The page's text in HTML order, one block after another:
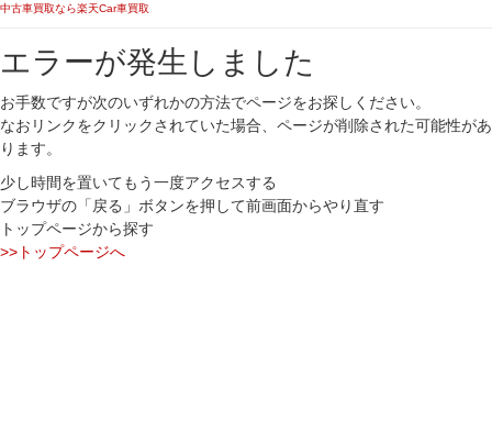
中古車買取なら楽天Car車買取
エラーが発生しました
お手数ですが次のいずれかの方法でページをお探しください。
なおリンクをクリックされていた場合、ページが削除された可能性があ
ります。
少し時間を置いてもう一度アクセスする
ブラウザの「戻る」ボタンを押して前画面からやり直す
トップページから探す
>>トップページへ